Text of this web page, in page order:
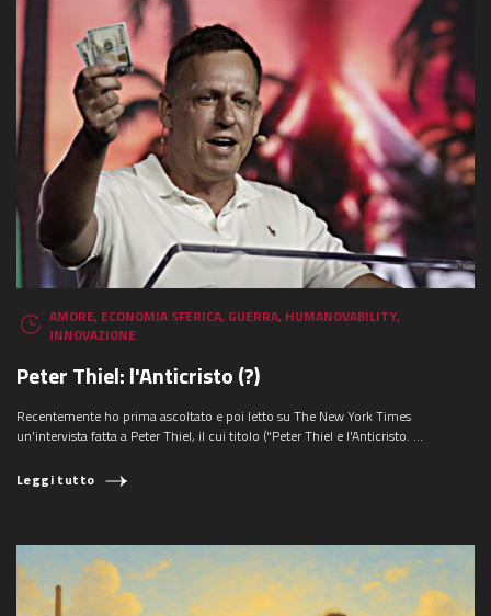
AMORE, ECONOMIA SFERICA, GUERRA, HUMANOVABILITY,
INNOVAZIONE
Peter Thiel: l'Anticristo (?)
Recentemente ho prima ascoltato e poi letto su The New York Times
un'intervista fatta a Peter Thiel, il cui titolo ("Peter Thiel e l'Anticristo. ...
Leggi tutto